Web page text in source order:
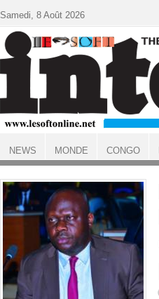
ACCUEIL
Samedi, 8 Août 2026
NEWS MONDE CONGO